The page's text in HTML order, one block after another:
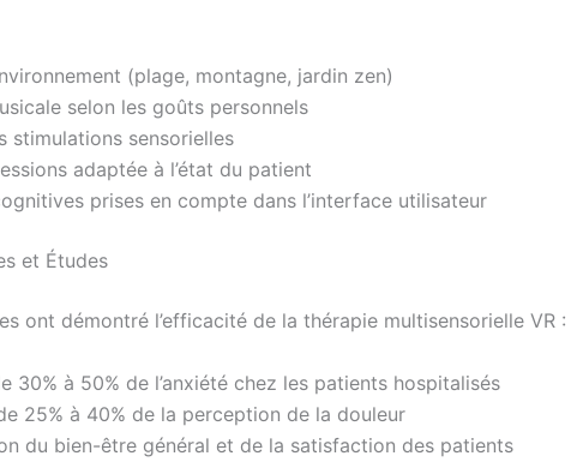
(plage, montagne, jardin zen)
selon les goûts personnels
stimulations sensorielles
adaptée à l’état du patient
prises en compte dans l’interface utilisateur
et Études
ont démontré l’efficacité de la thérapie multisensorielle VR :
30% à 50% de l’anxiété chez les patients hospitalisés
25% à 40% de la perception de la douleur
du bien-être général et de la satisfaction des patients